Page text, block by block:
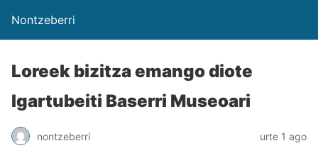
Nontzeberri
Loreek bizitza emango diote
Igartubeiti Baserri Museoari
nontzeberri urte 1 ago